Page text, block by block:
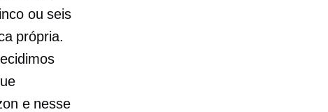
ou seis
própria.
e nesse